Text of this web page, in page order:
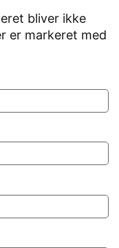
bliver ikke
er markeret med